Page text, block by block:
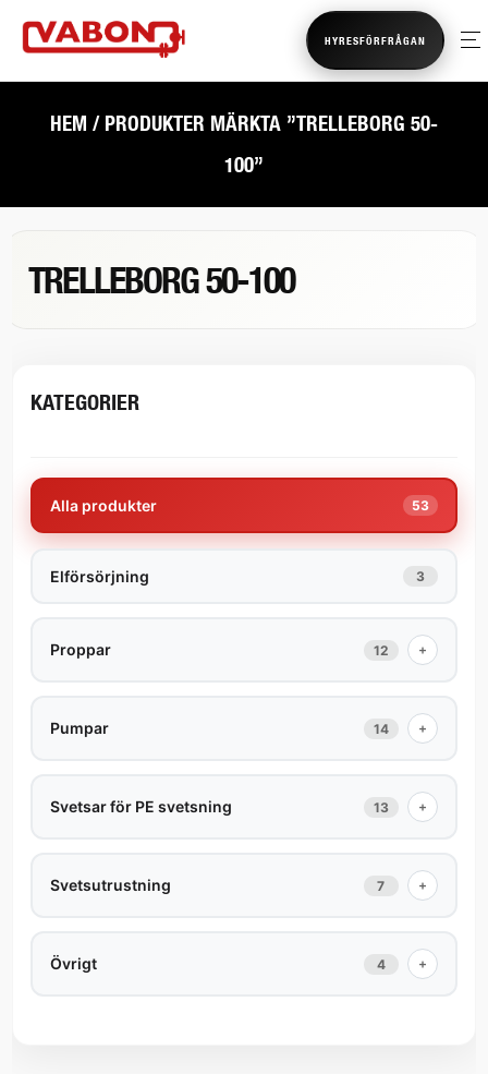
HYRESFÖRFRÅGAN
HEM / PRODUKTER MÄRKTA ”TRELLEBORG 50-
100”
TRELLEBORG 50-100
KATEGORIER
Alla produkter 53
Elförsörjning 3
Proppar 12 +
Pumpar 14 +
Svetsar för PE svetsning 13 +
Svetsutrustning 7 +
Övrigt 4 +